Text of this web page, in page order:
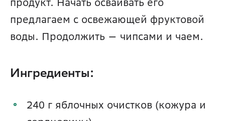
предлагаем с освежающей фруктовой
воды. Продолжить — чипсами и чаем.
Ингредиенты:
240 г яблочных очистков (кожура и